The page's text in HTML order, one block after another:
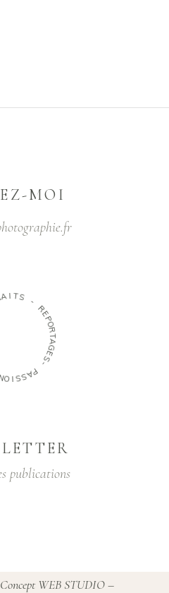
MOI
A TS -
R
E
P
O
R
T
A
G
E
S
-
P
A
S
S
I
O
publications
Concept WEB STUDIO–